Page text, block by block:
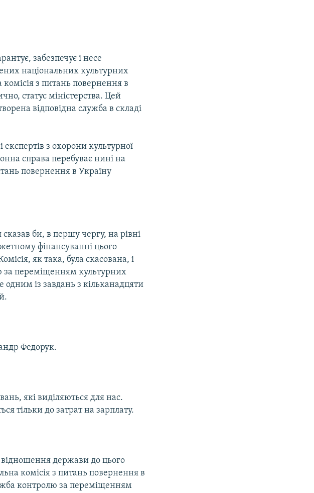
забезпечує і несе
національних культурних
комісія з питань повернення в
статус міністерства. Цей
відповідна служба в складі
з охорони культурної
справа перебуває нині на
повернення в Україну
сказав би, в першу чергу, на рівні
фінансуванні цього
як така, була скасована, і
за переміщенням культурних
із завдань з кільканадцяти
Федорук.
які виділяються для нас.
тільки до затрат на зарплату.
держави до цього
комісія з питань повернення в
контролю за переміщенням